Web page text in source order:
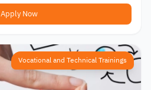
Apply Now
Vocational and Technical Trainings